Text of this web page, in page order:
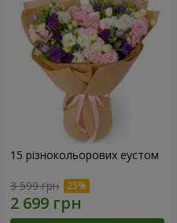
15 різнокольорових еустом
3 599 грн